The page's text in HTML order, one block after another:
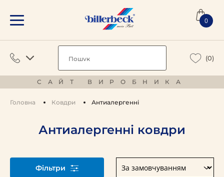
0
(0)
САЙТ ВИРОБНИКА
Головна Ковдри Антиалергенні
Антиалергенні ковдри
Фільтри